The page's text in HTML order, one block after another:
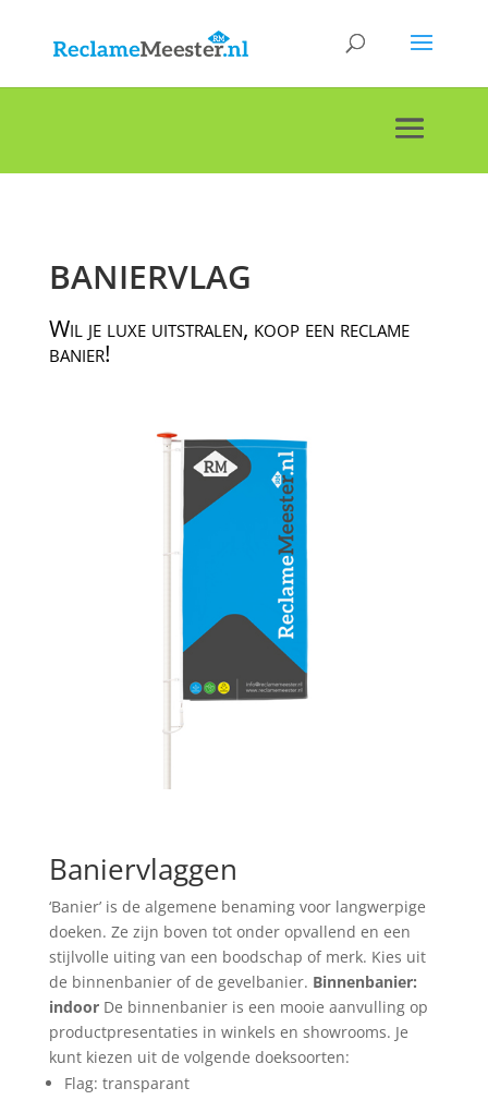
BANIERVLAG
Wil je luxe uitstralen, koop een reclame
banier!
Baniervlaggen
‘Banier’ is de algemene benaming voor langwerpige
doeken. Ze zijn boven tot onder opvallend en een
stijlvolle uiting van een boodschap of merk. Kies uit
de binnenbanier of de gevelbanier. Binnenbanier:
indoorDe binnenbanier is een mooie aanvulling op
productpresentaties in winkels en showrooms. Je
kunt kiezen uit de volgende doeksoorten:
Flag: transparant